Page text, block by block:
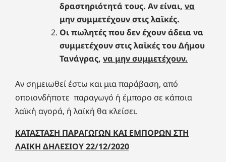
δραστηριότητά τους. Αν είναι, να
μην συμμετέχουν στις λαϊκές.
Οι πωλητές που δεν έχουν άδεια να
συμμετέχουν στις λαϊκές του Δήμου
Τανάγρας, να μην συμμετέχουν.
Αν σημειωθεί έστω και μια παράβαση, από
οποιονδήποτε παραγωγό ή έμπορο σε κάποια
λαϊκή αγορά, ή λαϊκή θα κλείσει.
ΚΑΤΑΣΤΑΣΗ ΠΑΡΑΓΩΓΩΝ ΚΑΙ ΕΜΠΟΡΩΝ ΣΤΗ
ΛΑΙΚΗ ΔΗΛΕΣΙΟΥ 22/12/2020